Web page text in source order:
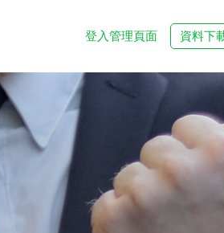
登入管理頁面 資料下